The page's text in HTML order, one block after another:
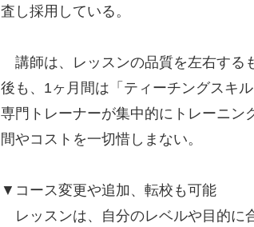
査し採用している。
講師は、レッスンの品質を左右する
後も、1ヶ月間は「ティーチングスキ
専門トレーナーが集中的にトレーニン
間やコストを一切惜しまない。
▼コース変更や追加、転校も可能
レッスンは、自分のレベルや目的に